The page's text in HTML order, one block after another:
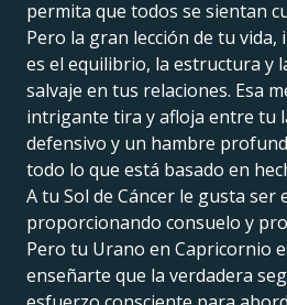
permita que todos se sientan
Pero la gran lección de tu vida,
es el equilibrio, la estructura y
salvaje en tus relaciones. Esa
intrigante tira y afloja entre tu
defensivo y un hambre
todo lo que está basado en
A tu Sol de Cáncer le gusta ser
proporcionando consuelo y
Pero tu Urano en Capricornio
enseñarte que la verdadera